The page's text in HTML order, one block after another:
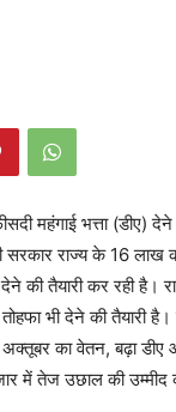
महंगाई भत्ता (डीए)
सरकार राज्य के 16 लाख
की तैयारी कर रही है।
भी देने की तैयारी है।
का वेतन, बढ़ा
में तेज उछाल की उम्मीद